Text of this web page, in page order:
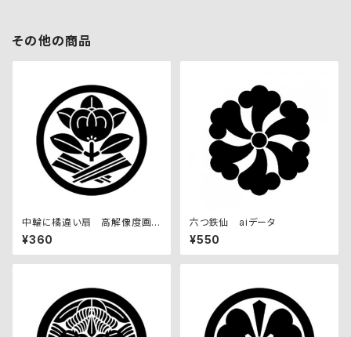
その他の商品
中輪に橘違い扇 高解像度画
像セット
¥360
六つ鉄仙 aiデータ
¥550